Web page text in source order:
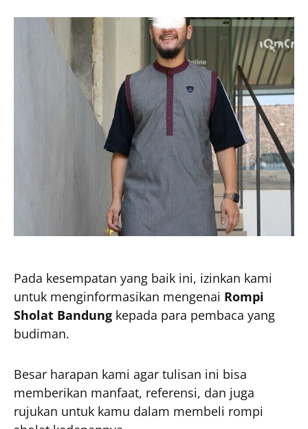
Pada kesempatan yang baik ini, izinkan kami
untuk menginformasikan mengenai Rompi
Sholat Bandung kepada para pembaca yang
budiman.
Besar harapan kami agar tulisan ini bisa
memberikan manfaat, referensi, dan juga
rujukan untuk kamu dalam membeli rompi